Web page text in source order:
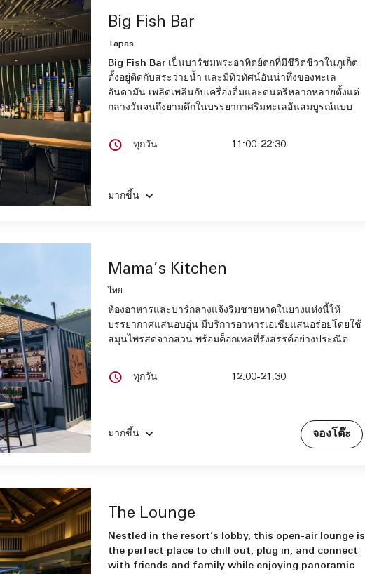
Big Fish Bar
Tapas
Big Fish Bar เป็นบาร์ชมพระอาทิตย์ตกที่มีชีวิตชีวาในภูเก็ต
ตั้งอยู่ติดกับสระว่ายน้ำ และมีทิวทัศน์อันน่าทึ่งของทะเล
อันดามัน เพลิดเพลินกับเครื่องดื่มและดนตรีหลากหลายตั้งแต่
กลางวันจนถึงยามดึกในบรรยากาศริมทะเลอันสมบูรณ์แบบ
ทุกวัน 11:00-22:30
มากขึ้น
Mama’s Kitchen
ไทย
ห้องอาหารและบาร์กลางแจ้งริมชายหาดในยางแห่งนี้ให้
บรรยากาศแสนอบอุ่น มีบริการอาหารเอเชียแสนอร่อยโดยใช้
สมุนไพรสดจากสวน พร้อมค็อกเทลที่รังสรรค์อย่างประณีต
ทุกวัน 12:00-21:30
มากขึ้น จองโต๊ะ
The Lounge
Nestled in the resort’s lobby, this open-air lounge is
the perfect place to chill out, plug in, and connect
with friends and family while enjoying panoramic